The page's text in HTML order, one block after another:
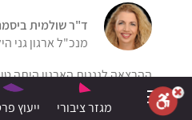
ד"ר שולמית
מנכ"ל ארגון גני
ההרצאה לגננות הארגון
תכנון קדימה על פי תרחישים.
הרצאה מדוייקת לקהל שלנו.
מגזר ציבורי ייעוץ